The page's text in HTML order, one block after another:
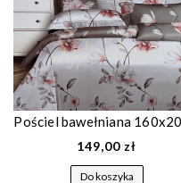
149,00 zł
Do koszyka